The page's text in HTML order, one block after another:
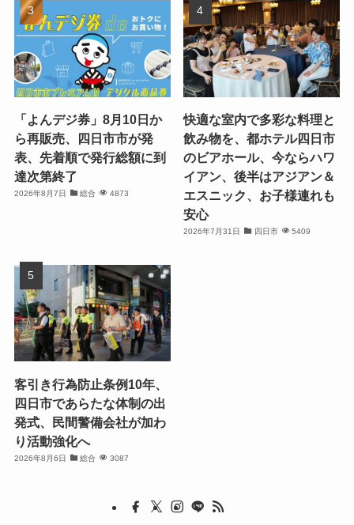
「よんデジ券」8月10日か
ら再販売、四日市市が発
表、先着順で発行総額に到
達次第終了
2026年8月7日 総合 4873
快適な室内で多彩な料理と
飲み物を、都ホテル四日市
のビアホール、今ならハワ
イアン、後半はアジアン＆
エスニック、お子様連れも
安心
2026年7月31日 四日市 5409
客引き行為防止条例10年、
四日市であらたな体制の出
発式、民間警備会社が加わ
り活動強化へ
2026年8月6日 総合 3087